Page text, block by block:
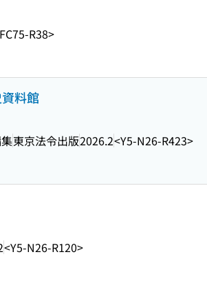
R38>
料館
東京法令出版2026.2<Y5-N26-R423>
<Y5-N26-R120>